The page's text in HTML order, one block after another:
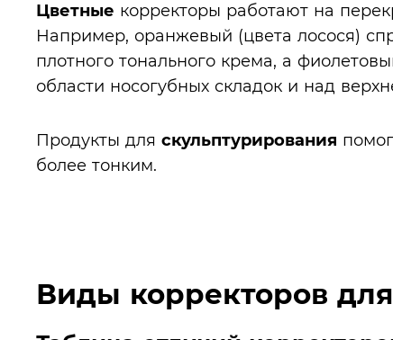
Цветные корректоры работают на
Например, оранжевый (цвета лосося)
плотного тонального крема, а
области носогубных складок и над
Продукты для скульптурирования
более тонким.
Виды корректоров